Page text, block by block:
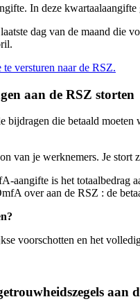
In deze
dag van de maand
versturen naar de RSZ.
aan de RSZ storten
die betaald
van je werknemers. Je stort
aangifte is het totaalbedrag
over aan de RSZ : de
voorschotten en het
aan